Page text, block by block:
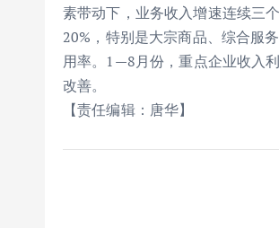
素带动下，业务收入增速连续三
20%，特别是大宗商品、综合服
用率。1—8月份，重点企业收入
改善。
【责任编辑：唐华】